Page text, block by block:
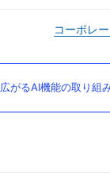
コーポレ
るAI機能の取り組